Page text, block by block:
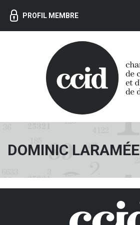
PROFIL MEMBRE
DOMINIC LARAMÉE